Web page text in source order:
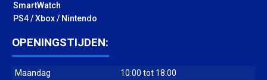
SmartWatch
PS4 / Xbox / Nintendo
OPENINGSTIJDEN:
Maandag
10:00 tot 18:00